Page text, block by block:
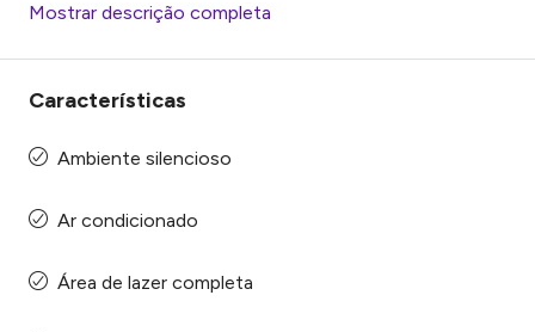
Mostrar descrição completa
Características
Ambiente silencioso
Ar condicionado
Área de lazer completa